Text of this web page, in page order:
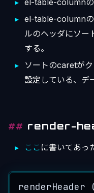
el-table-columnの
el-table-column
ルのヘッダにソ
する。
ソートのcaretが
設定している、デ
render-
ここ に書いてあっ
renderHeader